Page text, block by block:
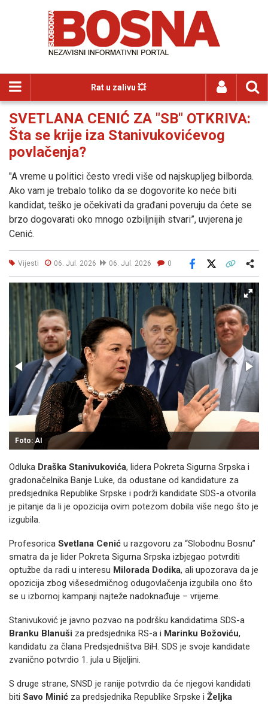
Rat u zalivu 💥
SVETLANA CENIĆ ZA "SB" OTKRIVA:
Šta se krije iza Stanivukovićevog
povlačenja?
"A vreme u politici često vredi više od najskupljeg bilborda.
Ako vam je trebalo toliko da se dogovorite ko neće biti
kandidat, teško je očekivati da građani poveruju da ćete se
brzo dogovarati oko mnogo ozbiljnijih stvari”, uvjerena je
Cenić.
Vijesti 06. Jul. 2026 06. Jul. 2026 0
Facebook
Foto: AI
Odluka Draška Stanivukovića, lidera Pokreta Sigurna Srpska i
gradonačelnika Banje Luke, da odustane od kandidature za
predsjednika Republike Srpske i podrži kandidate SDS-a otvorila
je pitanje da li je opozicija ovim potezom dobila više nego što je
izgubila.
Profesorica Svetlana Cenić u razgovoru za “Slobodnu Bosnu”
smatra da je lider Pokreta Sigurna Srpska izbjegao potvrditi
optužbe da radi u interesu Milorada Dodika, ali upozorava da je
opozicija zbog višesedmičnog odugovlačenja izgubila ono što
se u izbornoj kampanji najteže nadoknađuje – vrijeme.
Stanivuković je javno pozvao na podršku kandidatima SDS-a
Branku Blanuši za predsjednika RS-a i Marinku Božoviću,
kandidatu za člana Predsjedništva BiH. SDS je svoje kandidate
zvanično potvrdio 1. jula u Bijeljini.
S druge strane, SNSD je ranije potvrdio da će njegovi kandidati
biti Savo Minić za predsjednika Republike Srpske i Željka